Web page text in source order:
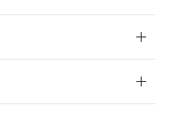
録
エステル類４
での期間は出
した。
庫切替を完了